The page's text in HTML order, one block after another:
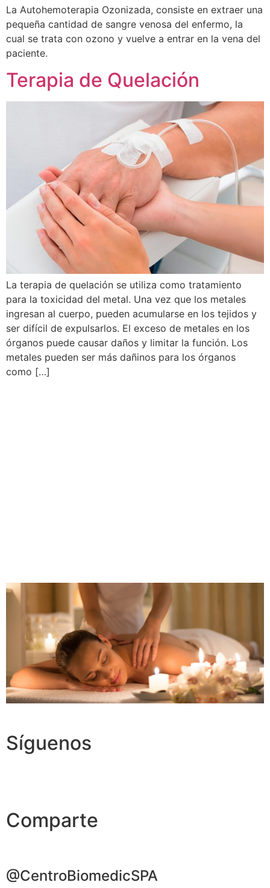
La Autohemoterapia Ozonizada, consiste en extraer una
pequeña cantidad de sangre venosa del enfermo, la
cual se trata con ozono y vuelve a entrar en la vena del
paciente.
Terapia de Quelación
La terapia de quelación se utiliza como tratamiento
para la toxicidad del metal. Una vez que los metales
ingresan al cuerpo, pueden acumularse en los tejidos y
ser difícil de expulsarlos. El exceso de metales en los
órganos puede causar daños y limitar la función. Los
metales pueden ser más dañinos para los órganos
como […]
Síguenos
Comparte
@CentroBiomedicSPA